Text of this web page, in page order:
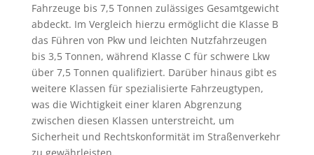
Fahrzeuge bis 7,5 Tonnen zulässiges Gesamtgewicht
abdeckt. Im Vergleich hierzu ermöglicht die Klasse B
das Führen von Pkw und leichten Nutzfahrzeugen
bis 3,5 Tonnen, während Klasse C für schwere Lkw
über 7,5 Tonnen qualifiziert. Darüber hinaus gibt es
weitere Klassen für spezialisierte Fahrzeugtypen,
was die Wichtigkeit einer klaren Abgrenzung
zwischen diesen Klassen unterstreicht, um
Sicherheit und Rechtskonformität im Straßenverkehr